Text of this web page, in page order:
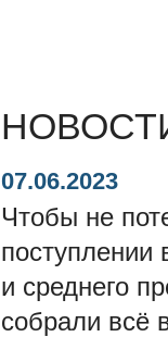
07.06.2023
Чтобы не
и среднего
собрали всё